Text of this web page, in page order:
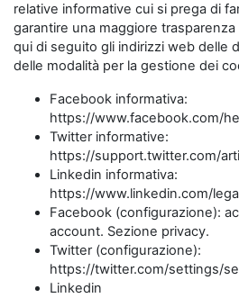
relative informative cui si prega di
garantire una maggiore
qui di seguito gli indirizzi web delle
delle modalità per la gestione dei
Facebook informativa:
https://www.facebook.com/
Twitter informative:
https://support.twitter.com/
Linkedin informativa:
https://www.linkedin.com/
Facebook (configurazione):
account. Sezione privacy.
Twitter (configurazione):
https://twitter.com/settings/
Linkedin